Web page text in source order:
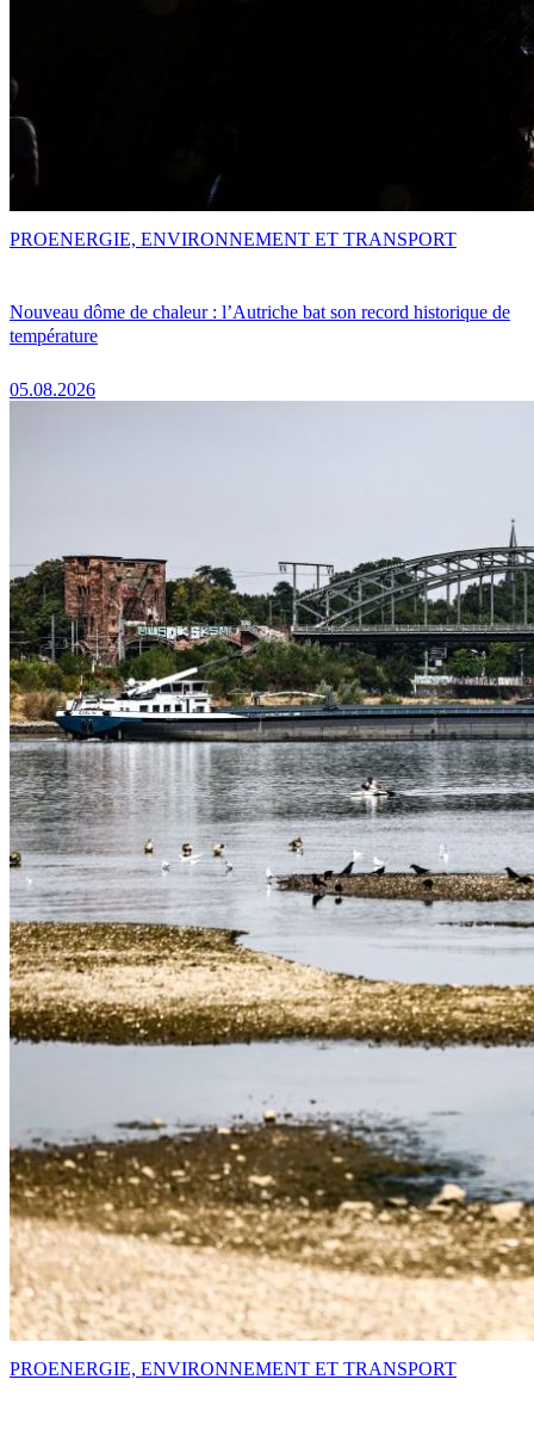
Nouveau dôme de chaleur : l’Autriche bat son record historique de
température
05.08.2026
PROENERGIE, ENVIRONNEMENT ET TRANSPORT
PROENERGIE, ENVIRONNEMENT ET TRANSPORT